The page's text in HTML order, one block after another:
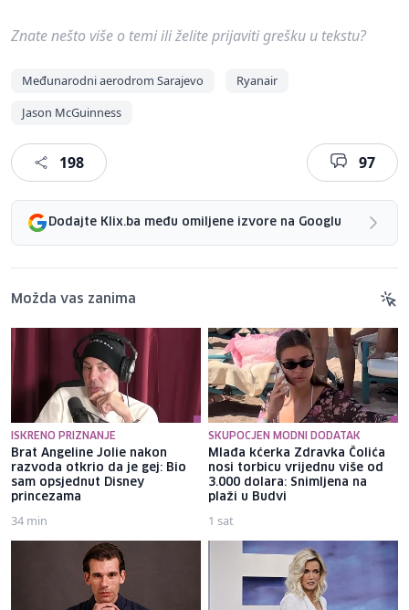
Znate nešto više o temi ili želite prijaviti grešku u tekstu?
Međunarodni aerodrom Sarajevo
Ryanair
Jason McGuinness
198 97
Dodajte Klix.ba među omiljene izvore na Googlu
Možda vas zanima
ISKRENO PRIZNANJE
Brat Angeline Jolie nakon
razvoda otkrio da je gej: Bio
sam opsjednut Disney
princezama
34 min
SKUPOCJEN MODNI DODATAK
Mlađa kćerka Zdravka Čolića
nosi torbicu vrijednu više od
3.000 dolara: Snimljena na
plaži u Budvi
1 sat